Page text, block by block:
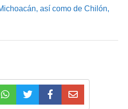
así como de Chilón,